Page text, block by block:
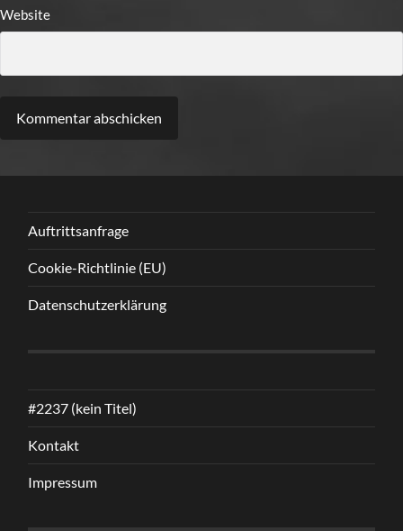
Website
Auftrittsanfrage
Cookie-Richtlinie (EU)
Datenschutzerklärung
#2237 (kein Titel)
Kontakt
Impressum